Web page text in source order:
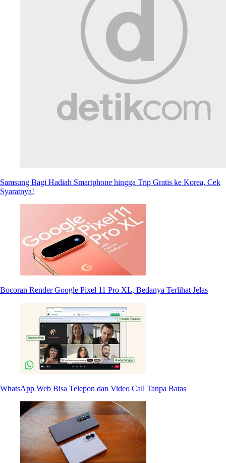
Samsung Bagi Hadiah Smartphone hingga Trip Gratis ke Korea, Cek
Syaratnya!
Bocoran Render Google Pixel 11 Pro XL, Bedanya Terlihat Jelas
WhatsApp Web Bisa Telepon dan Video Call Tanpa Batas